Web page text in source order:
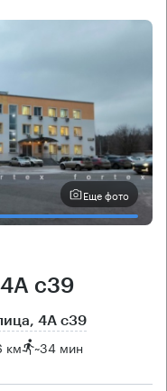
Еще фото
с39
4А с39
км ~34 мин